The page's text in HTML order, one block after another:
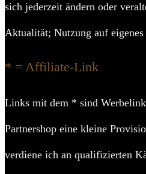
sich jederzeit ändern oder
Aktualität; Nutzung auf
* = Affiliate-Link
Links mit dem * sind
Partnershop eine kleine
verdiene ich an qualifizierten